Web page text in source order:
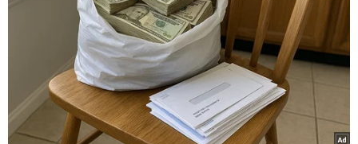
Sáng sớm 18/6, Bắc Bộ vẫn còn được hưởng không khí
thoáng đãng, mát mẻ nhưng đến trưa, hình thái oi nóng
cục bộ tại Hà Nội, Hòa Bình, Ninh Bình tăng nhanh.